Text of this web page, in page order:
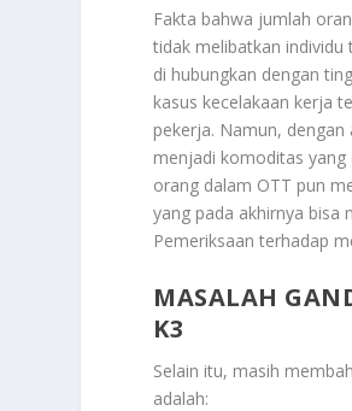
Fakta bahwa jumlah
tidak melibatkan individu
di hubungkan dengan
kasus kecelakaan kerja
pekerja. Namun,
menjadi komoditas yang
orang dalam OTT pun
yang pada akhirnya bisa
Pemeriksaan terhadap
MASALAH
K3
Selain itu, masih
adalah: